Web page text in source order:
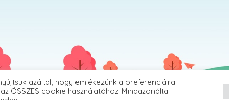
azáltal, hogy emlékezünk a preferenciáira
ÖSSZES cookie használatához. Mindazonáltal